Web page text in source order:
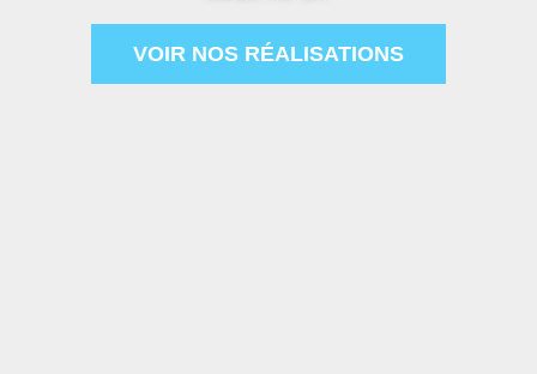
VOIR NOS RÉALISATIONS